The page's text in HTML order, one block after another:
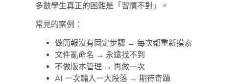
多數學生真正的困難是「習慣不對」。
常見的案例：
做簡報沒有固定步驟 → 每次都重新摸索
文件亂命名 → 永遠找不到
不做版本管理 → 再做一次
AI 一次輸入一大段落 → 期待奇蹟